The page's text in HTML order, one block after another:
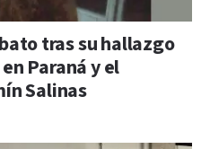
tras su hallazgo
Paraná y el
Salinas